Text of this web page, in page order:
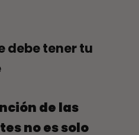
debe tener tu
de las
no es solo